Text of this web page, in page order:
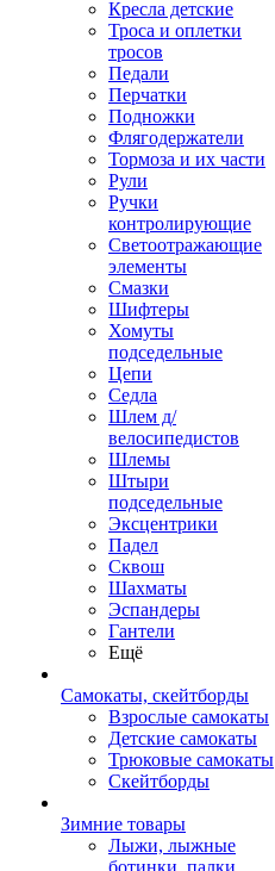
Кресла детские
Троса и оплетки
тросов
Педали
Перчатки
Подножки
Флягодержатели
Тормоза и их части
Рули
Ручки
контролирующие
Светоотражающие
элементы
Смазки
Шифтеры
Хомуты
подседельные
Цепи
Седла
Шлем д/
велосипедистов
Шлемы
Штыри
подседельные
Эксцентрики
Падел
Сквош
Шахматы
Эспандеры
Гантели
Ещё
Самокаты, скейтборды
Взрослые самокаты
Детские самокаты
Трюковые самокаты
Скейтборды
Зимние товары
Лыжи, лыжные
ботинки, палки